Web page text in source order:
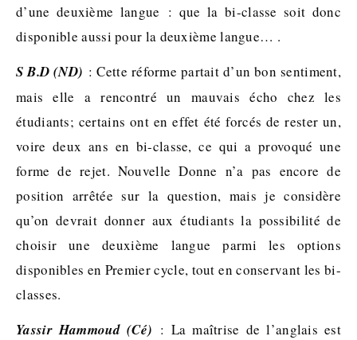
d’une deuxième langue : que la bi-classe soit donc
disponible aussi pour la deuxième langue… .
S B.D (ND) : Cette réforme partait d’un bon sentiment,
mais elle a rencontré un mauvais écho chez les
étudiants; certains ont en effet été forcés de rester un,
voire deux ans en bi-classe, ce qui a provoqué une
forme de rejet. Nouvelle Donne n’a pas encore de
position arrêtée sur la question, mais je considère
qu’on devrait donner aux étudiants la possibilité de
choisir une deuxième langue parmi les options
disponibles en Premier cycle, tout en conservant les bi-
classes.
Yassir Hammoud (Cé) : La maîtrise de l’anglais est